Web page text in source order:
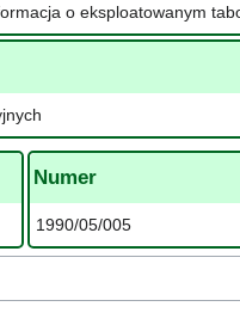
o eksploatowanym
Numer
1990/05/005